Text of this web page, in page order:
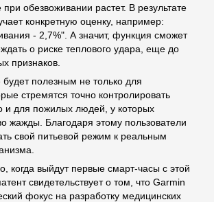
обезвоживании растет. В результате
конкретную оценку, например:
- 2,7%". А значит, функция сможет
о риске теплового удара, еще до
признаков.
полезным не только для
стремятся точно контролировать
и для пожилых людей, у которых
жажды. Благодаря этому пользователи
свой питьевой режим к реальным
когда выйдут первые смарт-часы с этой
свидетельствует о том, что Garmin
фокус на разработку медицинских